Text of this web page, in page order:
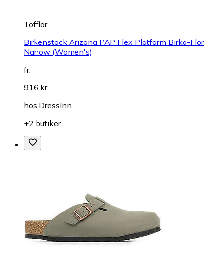
Tofflor
Birkenstock Arizona PAP Flex Platform Birko-Flor
Narrow (Women's)
fr.
916 kr
hos DressInn
+2 butiker